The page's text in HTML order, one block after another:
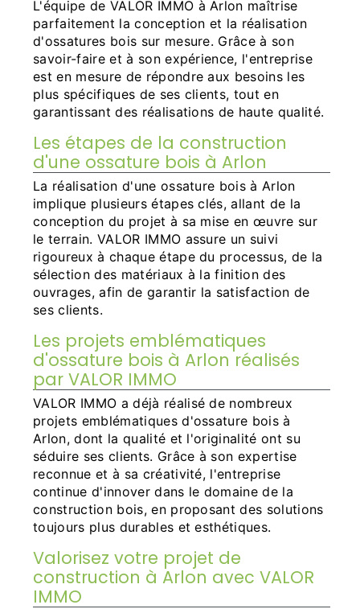
L'équipe de VALOR IMMO à Arlon maîtrise
parfaitement la conception et la réalisation
d'ossatures bois sur mesure. Grâce à son
savoir-faire et à son expérience, l'entreprise
est en mesure de répondre aux besoins les
plus spécifiques de ses clients, tout en
garantissant des réalisations de haute qualité.
Les étapes de la construction
d'une ossature bois à Arlon
La réalisation d'une ossature bois à Arlon
implique plusieurs étapes clés, allant de la
conception du projet à sa mise en œuvre sur
le terrain. VALOR IMMO assure un suivi
rigoureux à chaque étape du processus, de la
sélection des matériaux à la finition des
ouvrages, afin de garantir la satisfaction de
ses clients.
Les projets emblématiques
d'ossature bois à Arlon réalisés
par VALOR IMMO
VALOR IMMO a déjà réalisé de nombreux
projets emblématiques d'ossature bois à
Arlon, dont la qualité et l'originalité ont su
séduire ses clients. Grâce à son expertise
reconnue et à sa créativité, l'entreprise
continue d'innover dans le domaine de la
construction bois, en proposant des solutions
toujours plus durables et esthétiques.
Valorisez votre projet de
construction à Arlon avec VALOR
IMMO